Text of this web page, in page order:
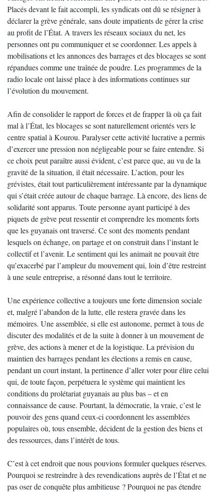
Placés devant le fait accompli, les syndicats ont dû se résigner à
déclarer la grève générale, sans doute impatients de gérer la crise
au profit de l’État. A travers les réseaux sociaux du net, les
personnes ont pu communiquer et se coordonner. Les appels à
mobilisations et les annonces des barrages et des blocages se sont
répandues comme une traînée de poudre. Les programmes de la
radio locale ont laissé place à des informations continues sur
l’évolution du mouvement.
Afin de consolider le rapport de forces et de frapper là où ça fait
mal à l’État, les blocages se sont naturellement orientés vers le
centre spatial à Kourou. Paralyser cette activité lucrative a permis
d’exercer une pression non négligeable pour se faire entendre. Si
ce choix peut paraître aussi évident, c’est parce que, au vu de la
gravité de la situation, il était nécessaire. L’action, pour les
grévistes, était tout particulièrement intéressante par la dynamique
qui s’était créée autour de chaque barrage. Là encore, des liens de
solidarité sont apparus. Toute personne ayant participé à des
piquets de grève peut ressentir et comprendre les moments forts
que les guyanais ont traversé. Ce sont des moments pendant
lesquels on échange, on partage et on construit dans l’instant le
collectif et l’avenir. Le sentiment qui les animait ne pouvait être
qu’exacerbé par l’ampleur du mouvement qui, loin d’être restreint
à une seule entreprise, a résonné dans tout le territoire.
Une expérience collective a toujours une forte dimension sociale
et, malgré l’abandon de la lutte, elle restera gravée dans les
mémoires. Une assemblée, si elle est autonome, permet à tous de
discuter des modalités et de la suite à donner à un mouvement de
grève, des actions à mener et de la logistique. La prévision du
maintien des barrages pendant les élections a remis en cause,
pendant un court instant, la pertinence d’aller voter pour élire celui
qui, de toute façon, perpétuera le système qui maintient les
conditions du prolétariat guyanais au plus bas – et en
connaissance de cause. Pourtant, la démocratie, la vraie, c’est le
pouvoir des gens quand ceux-ci coordonnent les assemblées
populaires où, tous ensemble, décident de la gestion des biens et
des ressources, dans l’intérêt de tous.
C’est à cet endroit que nous pouvions formuler quelques réserves.
Pourquoi se restreindre à des revendications auprès de l’État et ne
pas oser de conquête plus ambitieuse ? Pourquoi ne pas étendre